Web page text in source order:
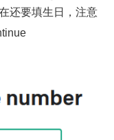
还要填生日，注意